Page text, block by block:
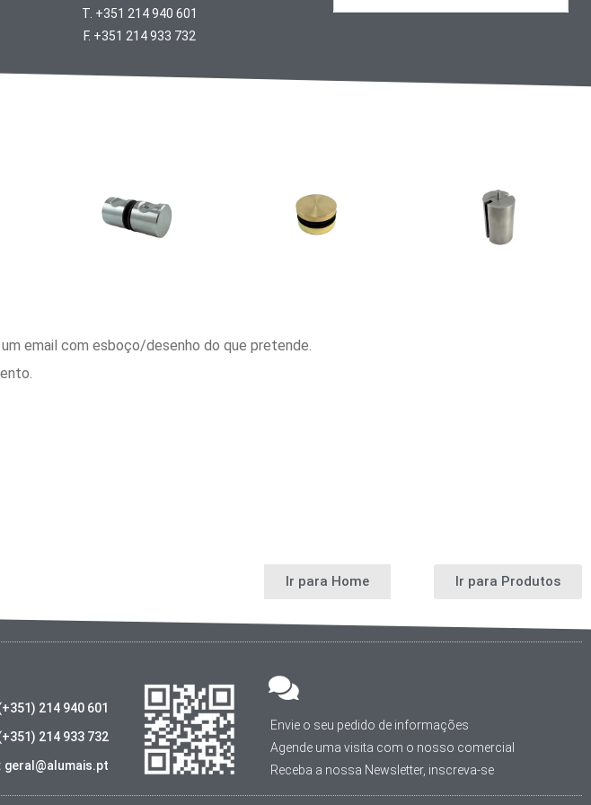
T. +351 214 940 601
F. +351 214 933 732
email com esboço/desenho do que pretende.
Ir para Home Ir para Produtos
214 940 601
214 933 732
geral@alumais.pt
Envie o seu pedido de informações
Agende uma visita com o nosso comercial
Receba a nossa Newsletter, inscreva-se